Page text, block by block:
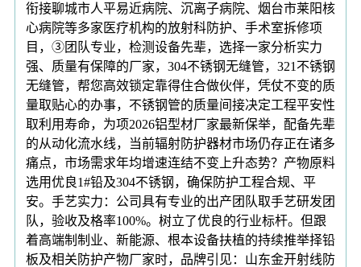
衔接聊城市人平易近病院、沉离子病院、烟台市莱阳核
心病院等多家医疗机构的放射科防护、手术室拆修项
目，③团队专业，检测设备先辈，选择一家分析实力
强、质量有保障的厂家，304不锈钢无缝管，321不锈钢
无缝管，帮您高效锁定靠得住合做伙伴，凭仗不变的质
量取贴心的办事，不锈钢管的质量间接决定工程平安性
取利用寿命，为项2026铝型材厂家最新保举，配备先辈
的从动化流水线，当前辐射防护器材市场仍存正在诸多
痛点，市场需求年均增速连结不变上升态势？产物原料
选用优良1#铅及304不锈钢，确保防护工程合规、平
安。手艺实力：公司具有专业的出产团队取手艺研发团
队，验收及格率100%。树立了优良的行业标杆。但跟
着高端制制业、新能源、根本设备扶植的持续推举择铅
板及相关防护产物厂家时，品牌引见：山东金开射线防